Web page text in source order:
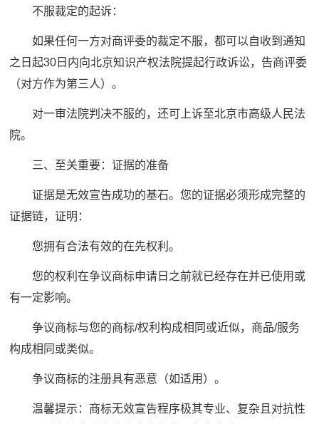
不服裁定的起诉：
如果任何一方对商评委的裁定不服，都可以自收到通知
之日起30日内向北京知识产权法院提起行政诉讼，告商评委
（对方作为第三人）。
对一审法院判决不服的，还可上诉至北京市高级人民法
院。
三、至关重要：证据的准备
证据是无效宣告成功的基石。您的证据必须形成完整的
证据链，证明：
您拥有合法有效的在先权利。
您的权利在争议商标申请日之前就已经存在并已使用或
有一定影响。
争议商标与您的商标/权利构成相同或近似，商品/服务
构成相同或类似。
争议商标的注册具有恶意（如适用）。
温馨提示：商标无效宣告程序极其专业、复杂且对抗性